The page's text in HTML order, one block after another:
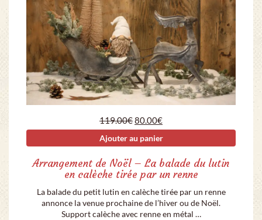
119.00€Le prix initial était : 119.00€.
80.00€Le prix actuel est :
Ajouter au panier
Arrangement de Noël – La balade du lutin
en calèche tirée par un renne
La balade du petit lutin en calèche tirée par un renne
annonce la venue prochaine de l’hiver ou de Noël.
Support calèche avec renne en métal …